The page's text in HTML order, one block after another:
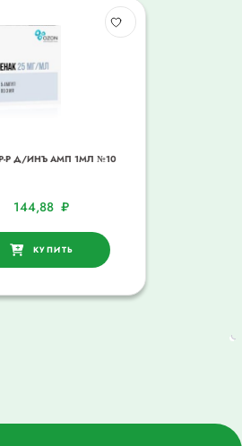
Р Д/ИНЪ АМП 1МЛ №10
144,88 ₽
КУПИТЬ